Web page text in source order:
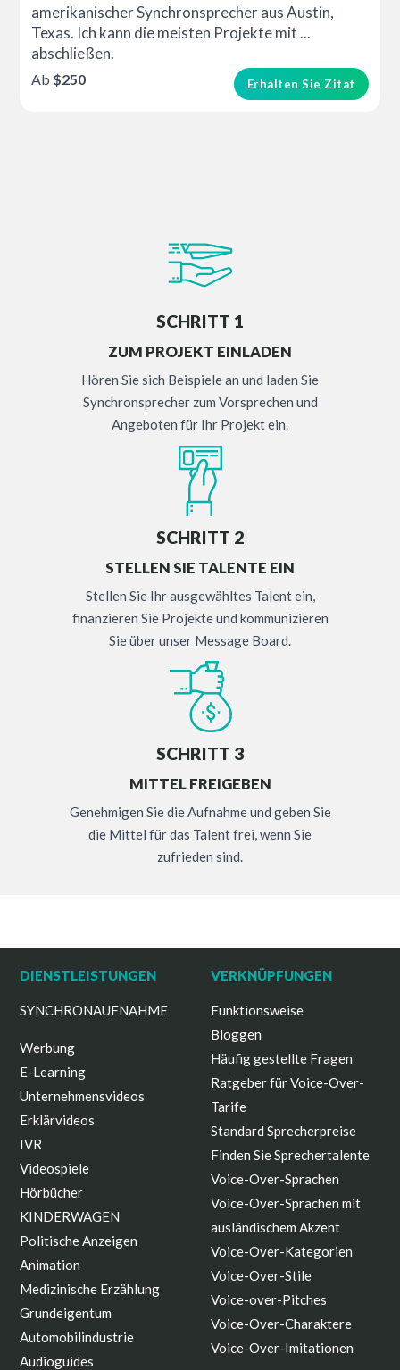
amerikanischer Synchronsprecher aus Austin,
Texas. Ich kann die meisten Projekte mit ...
abschließen.
Erhalten Sie Zitat
Ab $250
SCHRITT 1
ZUM PROJEKT EINLADEN
Hören Sie sich Beispiele an und laden Sie
Synchronsprecher zum Vorsprechen und
Angeboten für Ihr Projekt ein.
SCHRITT 2
STELLEN SIE TALENTE EIN
Stellen Sie Ihr ausgewähltes Talent ein,
finanzieren Sie Projekte und kommunizieren
Sie über unser Message Board.
SCHRITT 3
MITTEL FREIGEBEN
Genehmigen Sie die Aufnahme und geben Sie
die Mittel für das Talent frei, wenn Sie
zufrieden sind.
DIENSTLEISTUNGEN
SYNCHRONAUFNAHME
Werbung
E-Learning
Unternehmensvideos
Erklärvideos
IVR
Videospiele
Hörbücher
KINDERWAGEN
Politische Anzeigen
Animation
Medizinische Erzählung
Grundeigentum
Automobilindustrie
Audioguides
VERKNÜPFUNGEN
Funktionsweise
Bloggen
Häufig gestellte Fragen
Ratgeber für Voice-Over-
Tarife
Standard Sprecherpreise
Finden Sie Sprechertalente
Voice-Over-Sprachen
Voice-Over-Sprachen mit
ausländischem Akzent
Voice-Over-Kategorien
Voice-Over-Stile
Voice-over-Pitches
Voice-Over-Charaktere
Voice-Over-Imitationen